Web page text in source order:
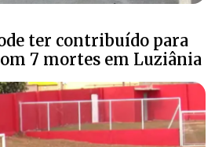
ter contribuído para
7 mortes em Luziânia